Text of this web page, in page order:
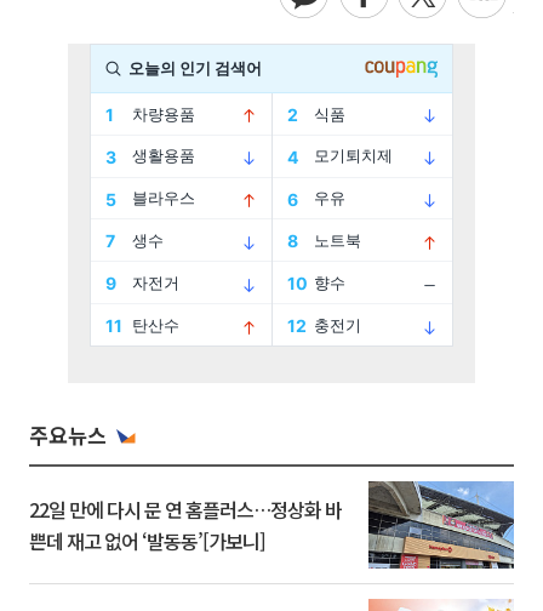
주요뉴스
22일 만에 다시 문 연 홈플러스…정상화 바
쁜데 재고 없어 ‘발동동’[가보니]